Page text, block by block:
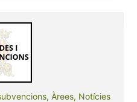
,Àrees, Notícies